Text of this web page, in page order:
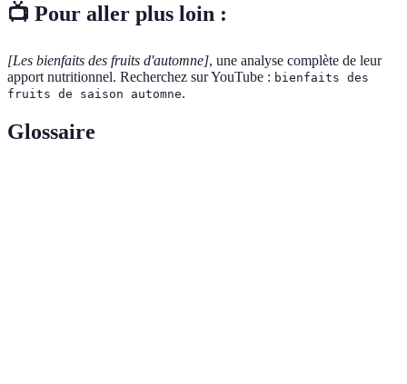
📺 Pour aller plus loin :
[Les bienfaits des fruits d'automne], une analyse complète de leur
apport nutritionnel. Recherchez sur YouTube : bienfaits des
fruits de saison automne.
Glossaire